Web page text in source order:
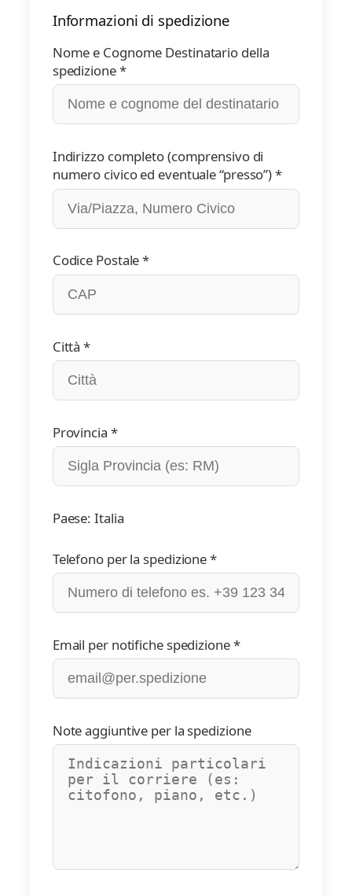
Informazioni di spedizione
Nome e Cognome Destinatario della
spedizione *
Indirizzo completo (comprensivo di
numero civico ed eventuale “presso”) *
Codice Postale *
Città *
Provincia *
Paese: Italia
Telefono per la spedizione *
Email per notifiche spedizione *
Note aggiuntive per la spedizione